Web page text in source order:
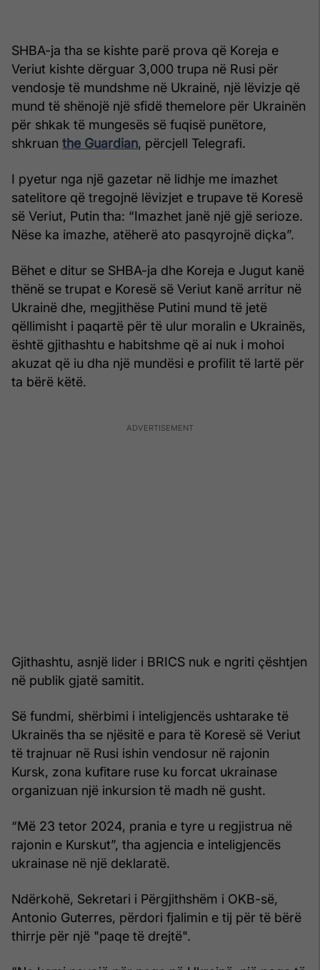
SHBA-ja tha se kishte parë prova që Koreja e
Veriut kishte dërguar 3,000 trupa në Rusi për
vendosje të mundshme në Ukrainë, një lëvizje që
mund të shënojë një sfidë themelore për Ukrainën
për shkak të mungesës së fuqisë punëtore,
shkruan the Guardian, përcjell Telegrafi.
I pyetur nga një gazetar në lidhje me imazhet
satelitore që tregojnë lëvizjet e trupave të Koresë
së Veriut, Putin tha: “Imazhet janë një gjë serioze.
Nëse ka imazhe, atëherë ato pasqyrojnë diçka”.
Bëhet e ditur se SHBA-ja dhe Koreja e Jugut kanë
thënë se trupat e Koresë së Veriut kanë arritur në
Ukrainë dhe, megjithëse Putini mund të jetë
qëllimisht i paqartë për të ulur moralin e Ukrainës,
është gjithashtu e habitshme që ai nuk i mohoi
akuzat që iu dha një mundësi e profilit të lartë për
ta bërë këtë.
Gjithashtu, asnjë lider i BRICS nuk e ngriti çështjen
në publik gjatë samitit.
Së fundmi, shërbimi i inteligjencës ushtarake të
Ukrainës tha se njësitë e para të Koresë së Veriut
të trajnuar në Rusi ishin vendosur në rajonin
Kursk, zona kufitare ruse ku forcat ukrainase
organizuan një inkursion të madh në gusht.
“Më 23 tetor 2024, prania e tyre u regjistrua në
rajonin e Kurskut”, tha agjencia e inteligjencës
ukrainase në një deklaratë.
Ndërkohë, Sekretari i Përgjithshëm i OKB-së,
Antonio Guterres, përdori fjalimin e tij për të bërë
thirrje për një "paqe të drejtë".